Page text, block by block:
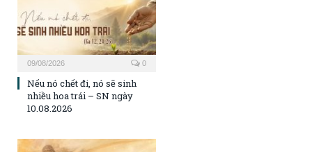
09/08/2026 0
Nếu nó chết đi, nó sẽ sinh
nhiều hoa trái – SN ngày
10.08.2026